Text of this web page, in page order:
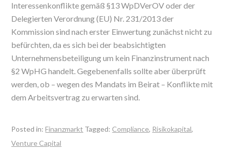
Interessenkonflikte gemäß §13 WpDVerOV oder der
Delegierten Verordnung (EU) Nr. 231/2013 der
Kommission sind nach erster Einwertung zunächst nicht zu
befürchten, da es sich bei der beabsichtigten
Unternehmensbeteiligung um kein Finanzinstrument nach
§2 WpHG handelt. Gegebenenfalls sollte aber überprüft
werden, ob – wegen des Mandats im Beirat – Konflikte mit
dem Arbeitsvertrag zu erwarten sind.
Posted in:Finanzmarkt Tagged: Compliance, Risikokapital,
Venture Capital